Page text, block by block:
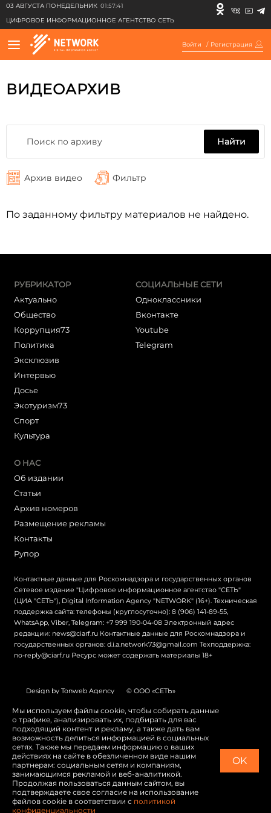
03 АВГУСТА ПОНЕДЕЛЬНИК 01:57:41
ЦИФРОВОЕ ИНФОРМАЦИОННОЕ АГЕНТСТВО СЕТЬ
Войти / Регистрация
ВИДЕОАРХИВ
Найти
Архив видео Фильтр
По заданному фильтру материалов не найдено.
РУБРИКАТОР
Актуально
Общество
Коррупция73
Политика
Эксклюзив
Интервью
Досье
Экотуризм73
Cпорт
Культура
СОЦИАЛЬНЫЕ СЕТИ
Одноклассники
Вконтакте
Youtube
Telegram
О НАС
Об издании
Статьи
Архив номеров
Размещение рекламы
Контакты
Рупор
Контактные данные для Роскомнадзора и государственных органов
Сетевое издание "Цифровое информационное агентство "СЕТЬ"
(ЦИА "СЕТЬ"), Digital Information Agency "NETWORK" (16+). Техническая
поддержка сайта: телефоны (круглосуточно): 8 (906) 141-89-55,
WhatsApp, Viber, Telegram: +7 999 190-04-08 Электронный адрес
редакции: news@ciarf.ru Контактные данные для Роскомнадзора и
государственных органов: d.i.a.network73@gmail.com Техподдержка:
no-reply@ciarf.ru Ресурс может содержать материалы 18+
Design by Tonweb Agency © ООО «СЕТЬ»
Политика конфиденциальности Карта сайта
Switch to English
Мы используем файлы cookie, чтобы собирать данные
о трафике, анализировать их, подбирать для вас
подходящий контент и рекламу, а также дать вам
возможность делиться информацией в социальных
сетях. Также мы передаем информацию о ваших
действиях на сайте в обезличенном виде нашим
партнерам: социальным сетям и компаниям,
занимающимся рекламой и веб-аналитикой.
Продолжая пользоваться данным сайтом, вы
подтверждаете свое согласие на использование
файлов cookie в соответствии с политикой
конфиденциальности
OK